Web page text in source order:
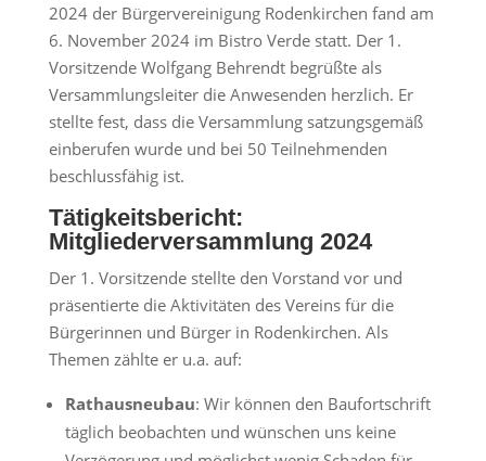
2024 der Bürgervereinigung Rodenkirchen fand am
6. November 2024 im Bistro Verde statt. Der 1.
Vorsitzende Wolfgang Behrendt begrüßte als
Versammlungsleiter die Anwesenden herzlich. Er
stellte fest, dass die Versammlung satzungsgemäß
einberufen wurde und bei 50 Teilnehmenden
beschlussfähig ist.
Tätigkeitsbericht:
Mitgliederversammlung 2024
Der 1. Vorsitzende stellte den Vorstand vor und
präsentierte die Aktivitäten des Vereins für die
Bürgerinnen und Bürger in Rodenkirchen. Als
Themen zählte er u.a. auf:
Rathausneubau: Wir können den Baufortschrift
täglich beobachten und wünschen uns keine